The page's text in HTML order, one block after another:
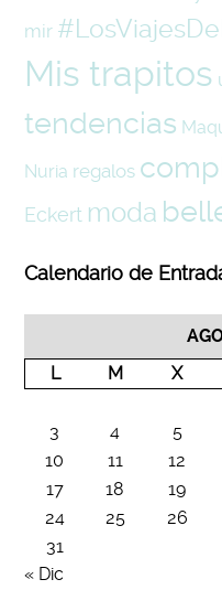
mir
Mis trapitos
tendencias
Nuria regalos
Eckert moda
Calendario de
L
M X
3
4 5
10
11 12
17
18 19
24
25 26
31
« Dic